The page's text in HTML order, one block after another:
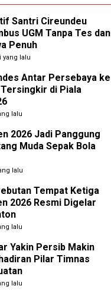
Santri Cireundeu
UGM Tanpa Tes dan
Penuh
yang lalu
Antar Persebaya ke
Tersingkir di Piala
lalu
2026 Jadi Panggung
Muda Sepak Bola
lalu
Tempat Ketiga
2026 Resmi Digelar
lalu
Yakin Persib Makin
Pilar Timnas
lalu